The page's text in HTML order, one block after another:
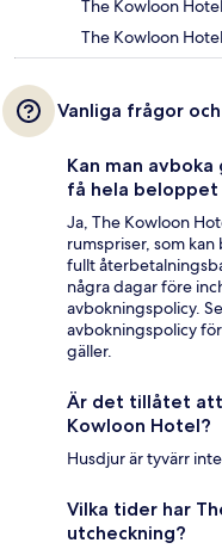
The Kowloon
The Kowloon
Vanliga frågor
Kan man
få hela
Ja, The Kowloon
rumspriser, som
fullt
några dagar före
avbokningspolicy.
avbokningspolicy
gäller.
Är det tillåtet att
Kowloon Hotel?
Husdjur är tyvärr
Vilka tider har
utcheckning?